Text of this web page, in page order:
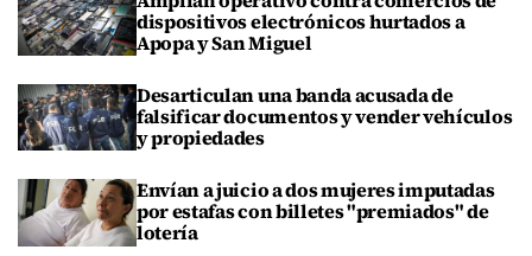
dispositivos electrónicos hurtados a
Apopa y San Miguel
Desarticulan una banda acusada de
falsificar documentos y vender vehículos
y propiedades
Envían a juicio a dos mujeres imputadas
por estafas con billetes "premiados" de
lotería